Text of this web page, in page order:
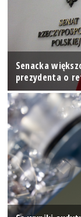
Senacka
prezydenta o